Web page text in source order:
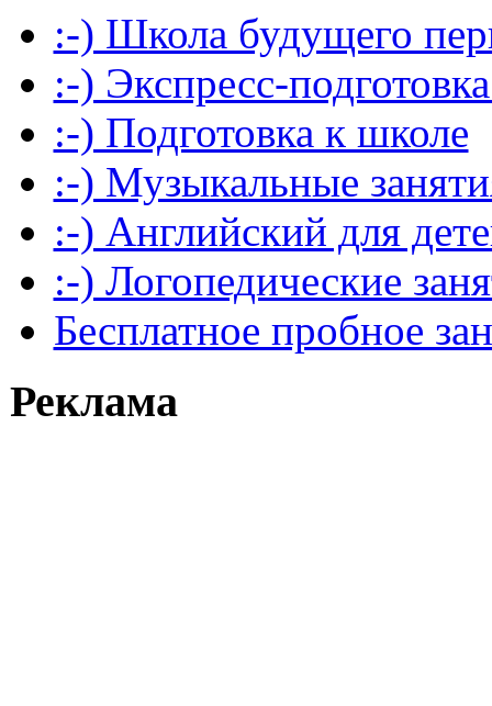
:-) Школа будущего
:-) Экспресс-
:-) Подготовка к школе
:-) Музыкальные
:-) Английский для
:-) Логопедические
Бесплатное пробное
Реклама